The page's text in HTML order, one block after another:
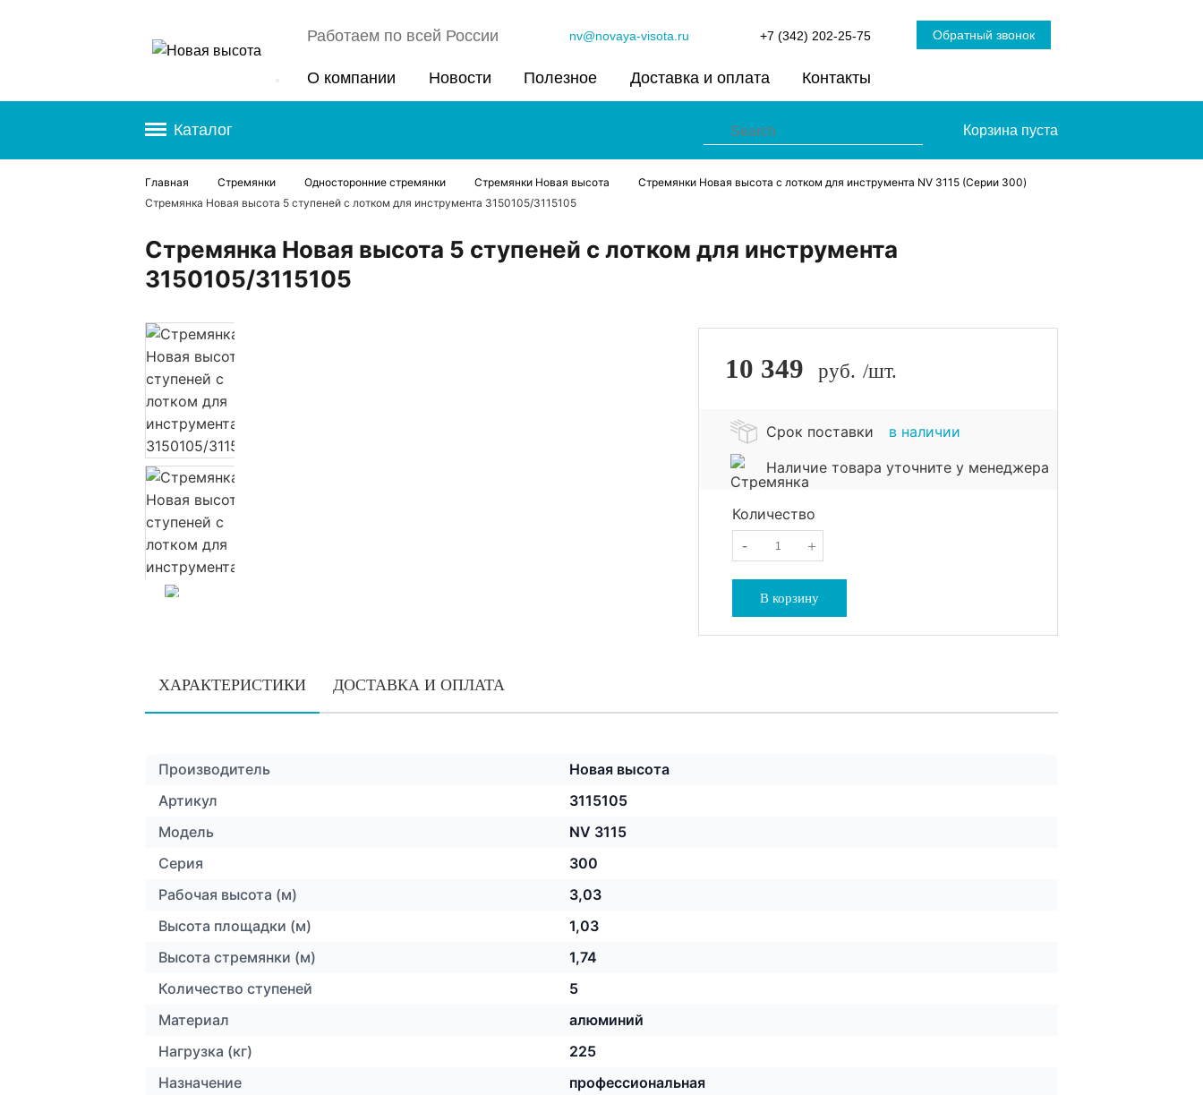
Работаем по всей России nv@novaya-visota.ru +7 (342) 202-25-75
О компании Новости Полезное Доставка и оплата Контакты
Обратный звонок
Корзина пуста
Каталог
Главная Стремянки Односторонние стремянки Стремянки Новая высота
Стремянки Новая высота с лотком для инструмента NV 3115 (Серии 300)
Стремянка Новая высота 5 ступеней с лотком для инструмента 3150105/3115105
Стремянка Новая высота 5 ступеней с лотком для инструмента
3150105/3115105
10 349 руб. /шт.
Срок поставки
в наличии
Наличие товара уточните у менеджера
Количество
+
-
В корзину
ХАРАКТЕРИСТИКИ ДОСТАВКА И ОПЛАТА
Производитель
Новая высота
Артикул
3115105
Модель
NV 3115
Серия
300
Рабочая высота (м)
3,03
Высота площадки (м)
1,03
Высота стремянки (м)
1,74
Количество ступеней
5
Материал
алюминий
Нагрузка (кг)
225
Назначение
профессиональная